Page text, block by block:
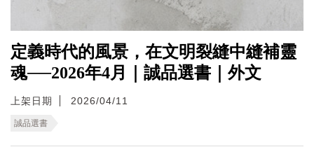
定義時代的風景，在文明裂縫中縫補靈
魂──2026年4月｜誠品選書｜外文
上架日期 2026/04/11
誠品選書